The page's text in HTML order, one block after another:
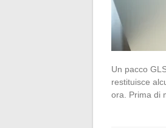
Un pacco
restituisce
ora. Prima di